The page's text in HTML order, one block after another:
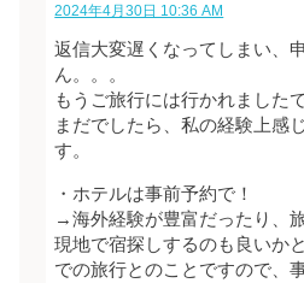
2024年4月30日 10:36 AM
返信大変遅くなってしまい、
ん。。。
もうご旅行には行かれました
まだでしたら、私の経験上感
す。
・ホテルは事前予約で！
→海外経験が豊富だったり、
現地で宿探しするのも良いか
での旅行とのことですので、